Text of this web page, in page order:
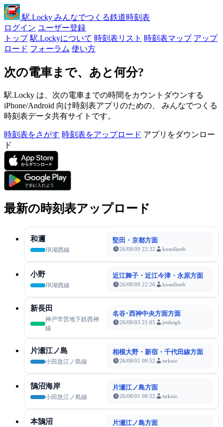
駅.Locky みんなでつくる鉄道時刻表
ログイン ユーザー登録
トップ 駅.Lockyについて 時刻表リスト 時刻表マップ アップ
ロード フォーラム 使い方
次の電車まで、あと何分?
駅.Locky は、次の電車までの時間をカウントダウンする
iPhone/Android 向け時刻表アプリのための、 みんなでつくる
時刻表データ共有サイトです。
時刻表をさがす 時刻表をアップロード アプリをダウンロー
ド
最新の時刻表アップロード
和邇
JR湖西線
堅田・京都方面
26/08/09 22:32 koseilineb
小野
JR湖西線
近江舞子・近江今津・永原方面
26/08/09 22:26 koseilineb
新長田
神戸市営地下鉄西神
線
名谷･西神中央方面方面
26/08/03 21:05 jettleigh
片瀬江ノ島
小田急江ノ島線
相模大野・新宿・千代田線方面
26/08/01 09:52 tsrknic
鵠沼海岸
小田急江ノ島線
片瀬江ノ島方面
26/08/01 09:52 tsrknic
本鵠沼 片瀬江ノ島方面